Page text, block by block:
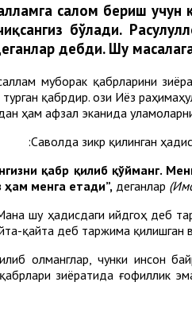
салом бериш учун
бўлади.
дебди. Шу
муборак қабрларини
қабрдир. Қози Иёз
ҳам афзал эканида
Саволда зикр қилинган
қабр қилиб қўйманг.
ҳам менга етади”, деганлар
қайта деб таржима қилишган
олманглар, чунки инсон
зиёратида ғофиллик